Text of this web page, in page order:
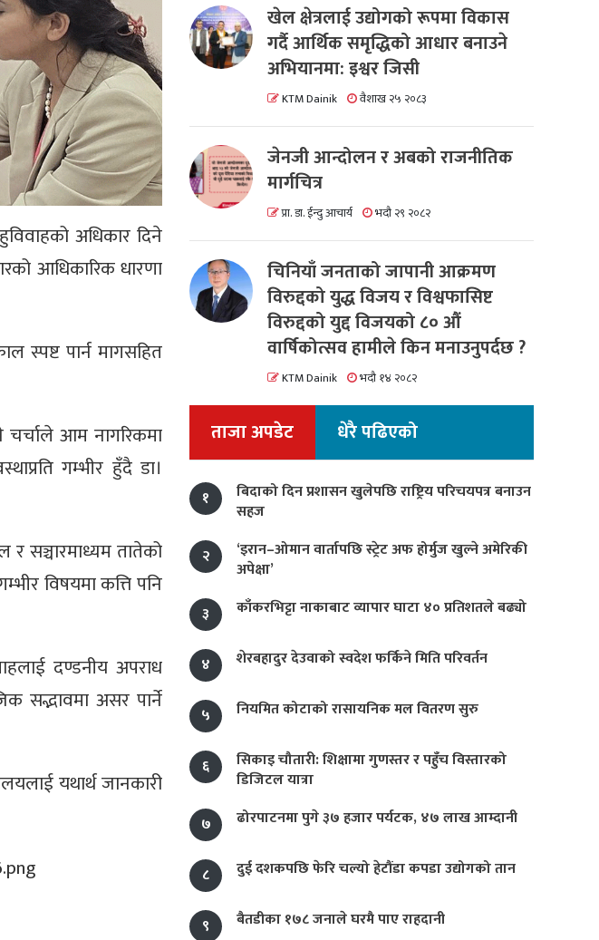
अधिकार दिने
आधिकारिक धारणा
स्पष्ट पार्न मागसहित
चर्चाले आम नागरिकमा
गम्भीर हुँदै डा।
र सञ्चारमाध्यम तातेको
विषयमा कत्ति पनि
दण्डनीय अपराध
सद्भावमा असर पार्ने
यथार्थ जानकारी
खेल क्षेत्रलाई उद्योगको रूपमा विकास
गर्दै आर्थिक समृद्धिको आधार बनाउने
अभियानमा: इश्वर जिसी
KTM Dainik वैशाख २५ २०८३
जेनजी आन्दोलन र अबको राजनीतिक
मार्गचित्र
प्रा. डा. ईन्दु आचार्य भदौ २९ २०८२
चिनियाँ जनताको जापानी आक्रमण
विरुद्दको युद्ध विजय र विश्वफासिष्ट
विरुद्दको युद्द विजयको ८० औं
वार्षिकोत्सव हामीले किन मनाउनुपर्दछ ?
KTM Dainik भदौ १४ २०८२
ताजा अपडेट धेरै पढिएको
१
बिदाको दिन प्रशासन खुलेपछि राष्ट्रिय परिचयपत्र बनाउन
सहज
२
‘इरान–ओमान वार्तापछि स्ट्रेट अफ होर्मुज खुल्ने अमेरिकी
अपेक्षा’
३
काँकरभिट्टा नाकाबाट व्यापार घाटा ४० प्रतिशतले बढ्यो
४ शेरबहादुर देउवाको स्वदेश फर्किने मिति परिवर्तन
५ नियमित कोटाको रासायनिक मल वितरण सुरु
६
सिकाइ चौतारी: शिक्षामा गुणस्तर र पहुँच विस्तारको
डिजिटल यात्रा
७
ढोरपाटनमा पुगे ३७ हजार पर्यटक, ४७ लाख आम्दानी
८ दुई दशकपछि फेरि चल्यो हेटौंडा कपडा उद्योगको तान
९ बैतडीका १७८ जनाले घरमै पाए राहदानी